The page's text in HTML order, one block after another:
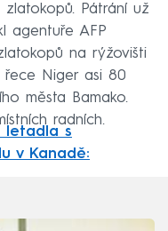
Pátrání už
agentuře AFP
na rýžovišti
řece Niger asi 80
města Bamako.
radních.
letadla s
v Kanadě: